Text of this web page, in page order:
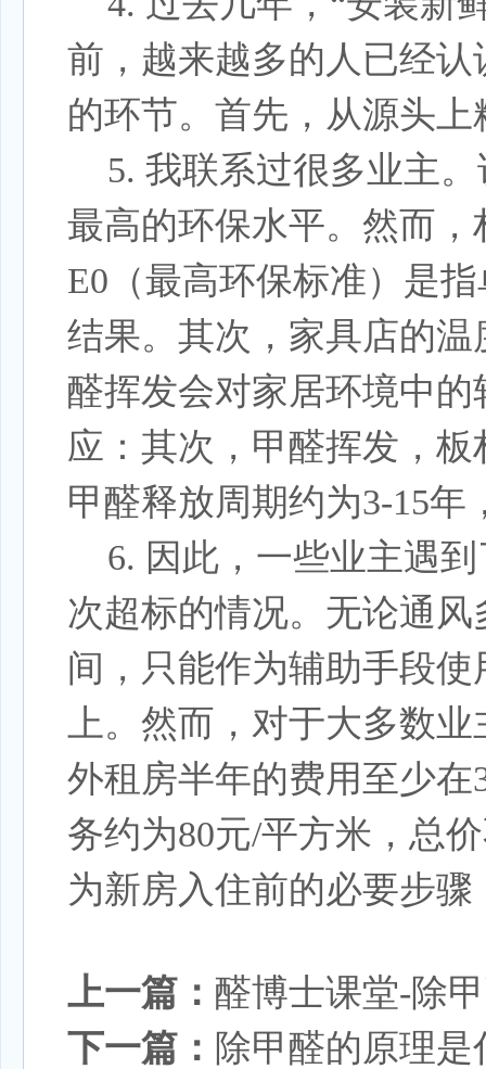
前，越来越多的人已经
的环节。首先，从源头
5.我联系过很多业主
最高的环保水平。然而
E0（最高环保标准）是
结果。其次，家具店的
醛挥发会对家居环境中
应：其次，甲醛挥发，
甲醛释放周期约为3-15
6. 因此，一些业主遇
次超标的情况。无论通
间，只能作为辅助手段
上。然而，对于大多数
外租房半年的费用至少
务约为80元/平方米，总
为新房入住前的必要步
上一篇： 醛博士课堂-除
下一篇： 除甲醛的原理